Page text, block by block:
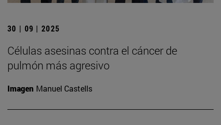
30 | 09 | 2025
Células asesinas contra el cáncer de
pulmón más agresivo
Imagen Manuel Castells